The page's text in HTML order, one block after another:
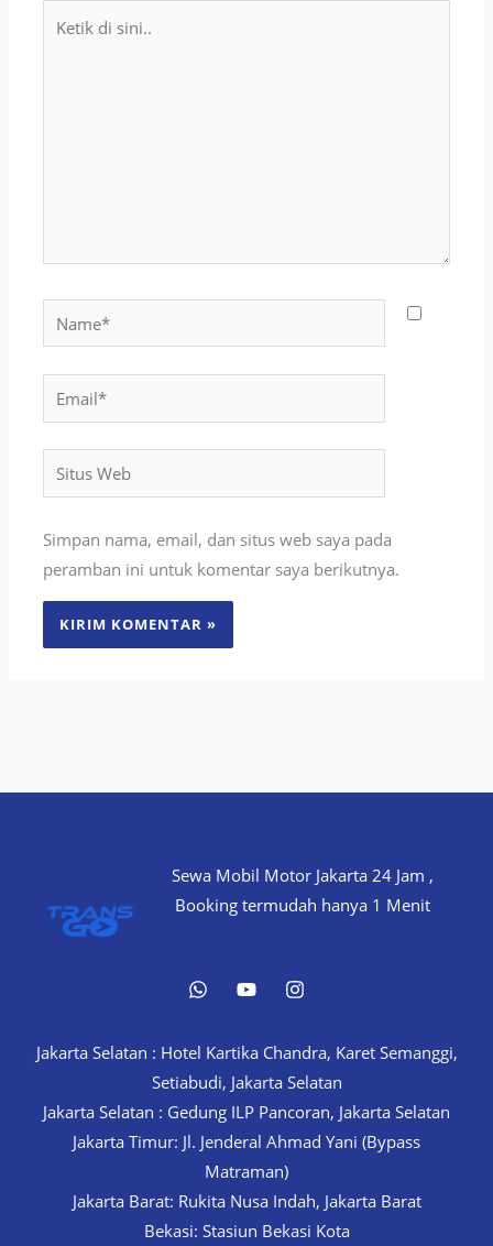
Email*
Situs
Web
Simpan nama, email, dan situs web saya pada
peramban ini untuk komentar saya berikutnya.
Sewa Mobil Motor Jakarta 24 Jam ,
Booking termudah hanya 1 Menit
Jakarta Selatan : Hotel Kartika Chandra, Karet Semanggi,
Setiabudi, Jakarta Selatan
Jakarta Selatan : Gedung ILP Pancoran, Jakarta Selatan
Jakarta Timur: Jl. Jenderal Ahmad Yani (Bypass
Matraman)
Jakarta Barat: Rukita Nusa Indah, Jakarta Barat
Bekasi: Stasiun Bekasi Kota